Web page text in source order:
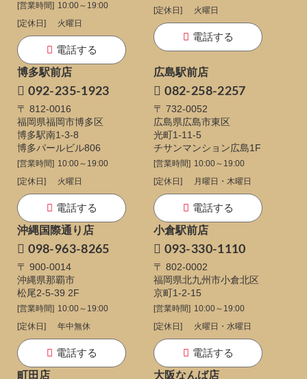
[営業時間] 10:00～19:00
[定休日]
火曜日
電話する
[定休日]
火曜日
電話する
博多駅前店
092-235-1923
〒 812-0016
福岡県福岡市博多区
博多駅南1-3-8
博多パールビル806
[営業時間] 10:00～19:00
[定休日]
火曜日
電話する
広島駅前店
082-258-2257
〒 732-0052
広島県広島市東区
光町1-11-5
チサンマンション広島1F
[営業時間] 10:00～19:00
[定休日]
月曜日・木曜日
電話する
沖縄国際通り店
098-963-8265
〒 900-0014
沖縄県那覇市
松尾2-5-39 2F
[営業時間] 10:00～19:00
[定休日]
年中無休
電話する
小倉駅前店
093-330-1110
〒 802-0002
福岡県北九州市小倉北区
京町1-2-15
[営業時間] 10:00～19:00
[定休日]
火曜日・水曜日
電話する
町田店
大阪なんば店